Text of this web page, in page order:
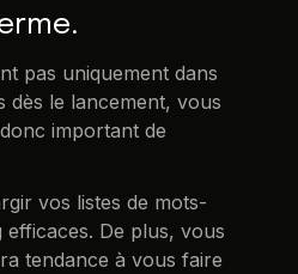
pas uniquement dans
dès le lancement, vous
important de
vos listes de mots-
De plus, vous
tendance à vous faire